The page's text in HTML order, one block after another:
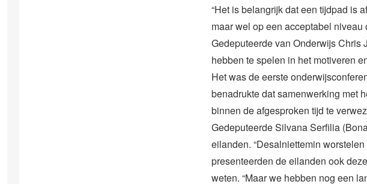
“Het is belangrijk dat een tijdpad is
maar wel op een acceptabel niveau
Gedeputeerde van Onderwijs Chris
hebben te spelen in het motiveren
Het was de eerste
benadrukte dat samenwerking met
binnen de afgesproken tijd te
Gedeputeerde Silvana Serfilia
eilanden. “Desalniettemin
presenteerden de eilanden ook
weten. “Maar we hebben nog een